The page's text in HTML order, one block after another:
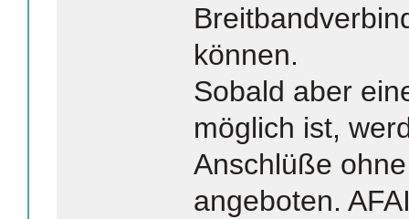
können.
Sobald aber
möglich ist,
Anschlüße
angeboten.